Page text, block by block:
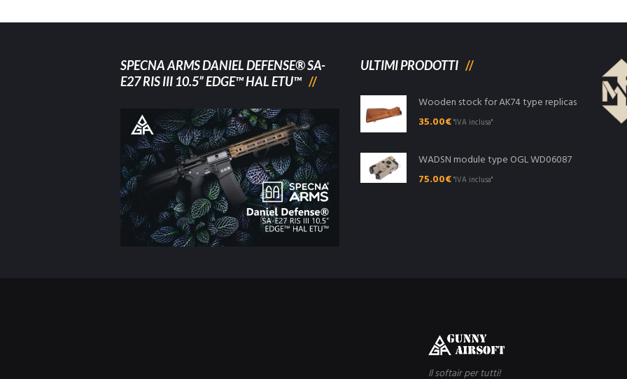
SPECNA ARMS DANIEL DEFENSE® SA-
E27 RIS III 10.5” EDGE™ HAL ETU™
ULTIMI PRODOTTI
Wooden stock for AK74 type replicas
35.00€"IVA inclusa"
WADSN module type OGL WD06087
75.00€"IVA inclusa"
Il softair per tutti!